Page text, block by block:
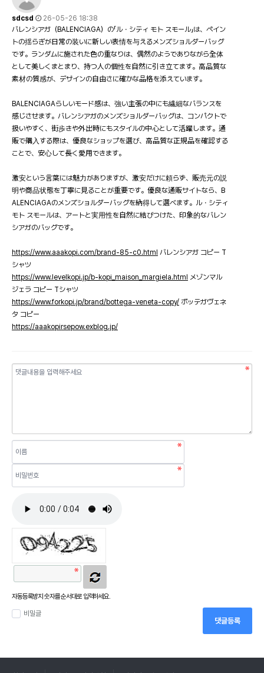
sdcsd
26-05-26 18:38
バレンシアガ（BALENCIAGA）の「ル・シティ モト スモール」は、ペイン
トの揺らぎが日常の装いに新しい表情を与えるメンズショルダーバッグ
です。ランダムに施された色の重なりは、偶然のようでありながら全体
として美しくまとまり、持つ人の個性を自然に引き立てます。高品質な
素材の質感が、デザインの自由さに確かな品格を添えています。
BALENCIAGAらしいモード感は、強い主張の中にも繊細なバランスを
感じさせます。バレンシアガのメンズショルダーバッグは、コンパクトで
扱いやすく、街歩きや外出時にもスタイルの中心として活躍します。通
販で購入する際は、優良なショップを選び、高品質な正規品を確認する
ことで、安心して長く愛用できます。
激安という言葉には魅力がありますが、激安だけに頼らず、販売元の説
明や商品状態を丁寧に見ることが重要です。優良な通販サイトなら、B
ALENCIAGAのメンズショルダーバッグを納得して選べます。ル・シティ
モト スモールは、アートと実用性を自然に結びつけた、印象的なバレン
シアガのバッグです。
https://www.aaakopi.com/brand-85-c0.html バレンシアガ コピー T
シャツ
https://www.levelkopi.jp/b-kopi_maison_margiela.html メゾンマル
ジェラ コピー Tシャツ
https://www.forkopi.jp/brand/bottega-veneta-copy/ ボッテガヴェネ
タ コピー
https://aaakopirsepow.exblog.jp/
자동등록방지 숫자를 순서대로 입력하세요.
비밀글
댓글등록